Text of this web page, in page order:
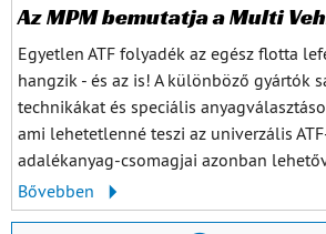
Az MPM bemutatja a Multi
Egyetlen ATF folyadék az egész flotta
hangzik - és az is! A különböző gyártók
technikákat és speciális
ami lehetetlenné teszi az univerzális
adalékanyag-csomagjai azonban
Bővebben